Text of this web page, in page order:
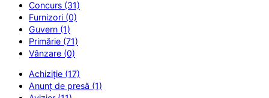
Concurs (31)
Furnizori (0)
Guvern (1)
Primărie (71)
Vânzare (0)
Achiziție (17)
Anunț de presă (1)